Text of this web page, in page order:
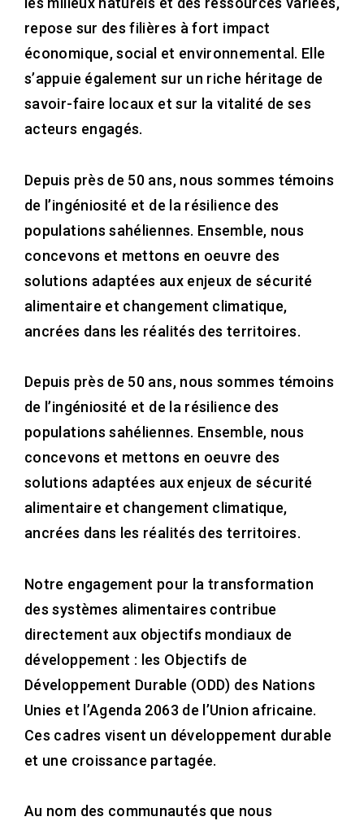
repose sur des filières à fort impact
économique, social et environnemental. Elle
s’appuie également sur un riche héritage de
savoir-faire locaux et sur la vitalité de ses
acteurs engagés.
Depuis près de 50 ans, nous sommes témoins
de l’ingéniosité et de la résilience des
populations sahéliennes. Ensemble, nous
concevons et mettons en oeuvre des
solutions adaptées aux enjeux de sécurité
alimentaire et changement climatique,
ancrées dans les réalités des territoires.
Depuis près de 50 ans, nous sommes témoins
de l’ingéniosité et de la résilience des
populations sahéliennes. Ensemble, nous
concevons et mettons en oeuvre des
solutions adaptées aux enjeux de sécurité
alimentaire et changement climatique,
ancrées dans les réalités des territoires.
Notre engagement pour la transformation
des systèmes alimentaires contribue
directement aux objectifs mondiaux de
développement : les Objectifs de
Développement Durable (ODD) des Nations
Unies et l’Agenda 2063 de l’Union africaine.
Ces cadres visent un développement durable
et une croissance partagée.
Au nom des communautés que nous